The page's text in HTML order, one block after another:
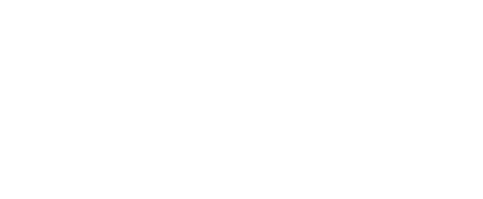
de la Journée mondiale des
l’information : « L’égalité des sexes dans la